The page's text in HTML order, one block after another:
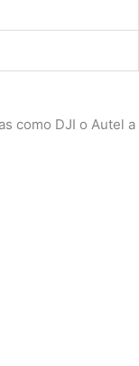
como DJI o Autel a